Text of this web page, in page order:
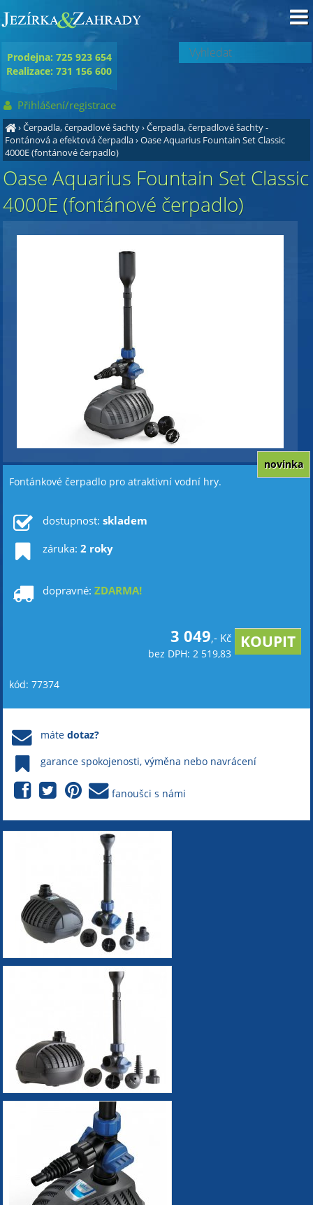
›Čerpadla, čerpadlové šachty›Čerpadla, čerpadlové šachty -
Fontánová a efektová čerpadla›Oase Aquarius Fountain Set Classic
4000E (fontánové čerpadlo)
Oase Aquarius Fountain Set Classic
4000E (fontánové čerpadlo)
Fontánkové čerpadlo pro atraktivní vodní hry.
novinka
dostupnost: skladem
záruka: 2 roky
dopravné: ZDARMA!
3 049,- Kč
bez DPH: 2 519,83
kód: 77374
mátedotaz?
garance spokojenosti, výměna nebo navrácení
fanoušci s námi
Prodejna: 725 923 654
Realizace: 731 156 600
Přihlášení/registrace